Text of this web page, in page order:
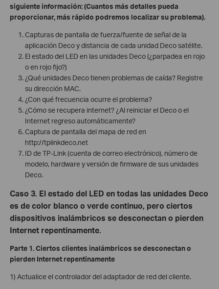
siguiente información: (Cuantos más detalles pueda
proporcionar, más rápido podremos localizar su problema).
Capturas de pantalla de fuerza/fuente de señal de la
aplicación Deco y distancia de cada unidad Deco satélite.
El estado del LED en las unidades Deco (¿parpadea en rojo
o en rojo fijo?)
¿Qué unidades Deco tienen problemas de caída? Registre
su dirección MAC.
¿Con qué frecuencia ocurre el problema?
¿Cómo se recupera internet? ¿Al reiniciar el Deco o el
Internet regreso automáticamente?
Captura de pantalla del mapa de red en
http://tplinkdeco.net
ID de TP-Link (cuenta de correo electrónico), número de
modelo, hardware y versión de firmware de sus unidades
Deco.
Caso 3. El estado del LED en todas las unidades Deco
es de color blanco o verde continuo, pero ciertos
dispositivos inalámbricos se desconectan o pierden
Internet repentinamente.
Parte 1. Ciertos clientes inalámbricos se desconectan o
pierden Internet repentinamente
1) Actualice el controlador del adaptador de red del cliente.